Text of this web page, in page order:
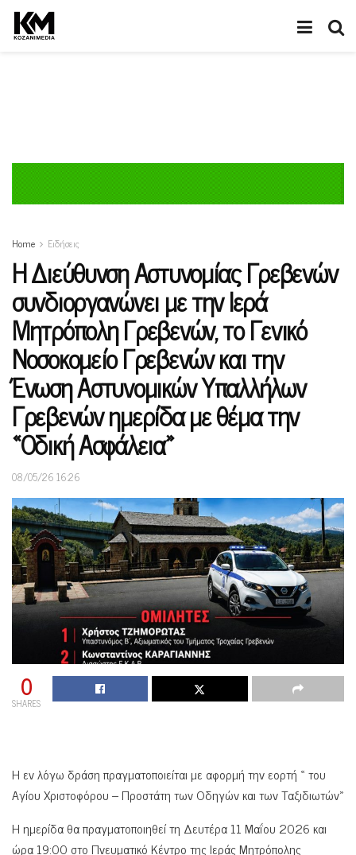
Home Ειδήσεις
Η Διεύθυνση Αστυνομίας Γρεβενών
συνδιοργανώνει με την Ιερά
Μητρόπολη Γρεβενών, το Γενικό
Νοσοκομείο Γρεβενών και την
Ένωση Αστυνομικών Υπαλλήλων
Γρεβενών ημερίδα με θέμα την
«Οδική Ασφάλεια»
08/05/26 16:26
0
SHARES
Η εν λόγω δράση πραγματοποιείται με αφορμή την εορτή « του
Αγίου Χριστοφόρου – Προστάτη των Οδηγών και των Ταξιδιωτών»
Η ημερίδα θα πραγματοποιηθεί τη Δευτέρα 11 Μαΐου 2026 και
ώρα 19:00 στο Πνευματικό Κέντρο της Ιεράς Μητρόπολης